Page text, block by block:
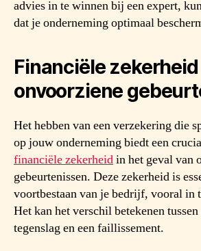
advies in te winnen bij een expert,
dat je onderneming optimaal
Financiële
onvoorziene
Het hebben van een verzekering die
op jouw onderneming biedt een
financiële zekerheidin het geval van
gebeurtenissen. Deze zekerheid is
voortbestaan van je bedrijf, vooral in
Het kan het verschil betekenen
tegenslag en een faillissement.